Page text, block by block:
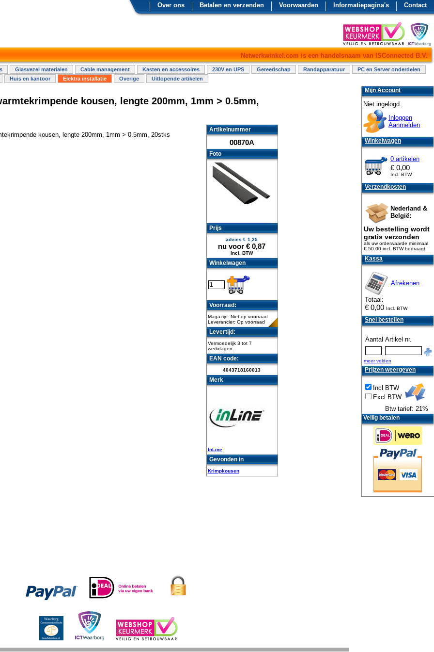
Contact
Informatiepagina's
Voorwaarden
Betalen en verzenden
Over ons
Netwerkwinkel.com is een handelsnaam van ISConnected B.V.
Glasvezel materialen Cable management Kasten en accessoires 230V en UPS Gereedschap Randapparatuur
PC en Server onderdelen
Huis en kantoor Elektra installatie Overige Uitlopende artikelen
kousen, lengte 200mm, 1mm > 0.5mm,
Artikelnummer
00870A
Foto
Prijs
advies € 1,25
nu voor € 0,87
Incl. BTW
Winkelwagen
Voorraad:
Magazijn: Niet op voorraad
Leverancier: Op voorraad
Levertijd:
Vermoedelijk 3 tot 7
werkdagen.
EAN code:
4043718160013
Merk
InLine
Gevonden in
Krimpkousen
kousen, lengte 200mm, 1mm > 0.5mm, 20stks
Mijn Account
Niet ingelogd.
Inloggen
Aanmelden
Winkelwagen
0 artikelen
€ 0,00
Incl. BTW
Verzendkosten
Nederland &
België:
Uw bestelling wordt
gratis verzonden
als uw orderwaarde minimaal
€ 50.00 incl. BTWbedraagt.
Kassa
Afrekenen
Totaal:
€ 0,00 Incl. BTW
Snel bestellen
Aantal Artikel nr.
meer velden
Prijzen weergeven
Incl BTW
Excl BTW
Btw tarief: 21%
Veilig betalen